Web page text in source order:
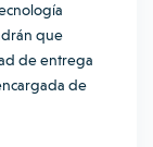
que
de entrega
de